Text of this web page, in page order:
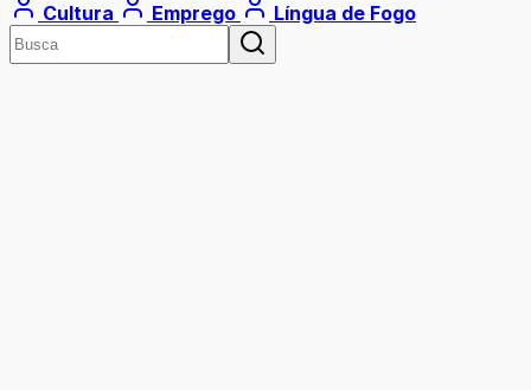
Cultura
Emprego Língua de Fogo